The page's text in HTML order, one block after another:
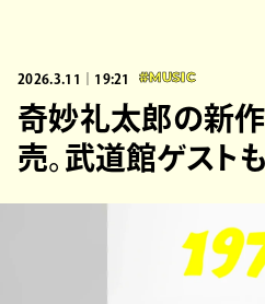
2026.3.11｜19:21 #MUSIC
奇妙礼太郎の新作
売。武道館ゲスト